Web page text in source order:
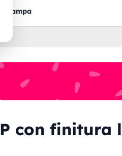
stampa
con finitura